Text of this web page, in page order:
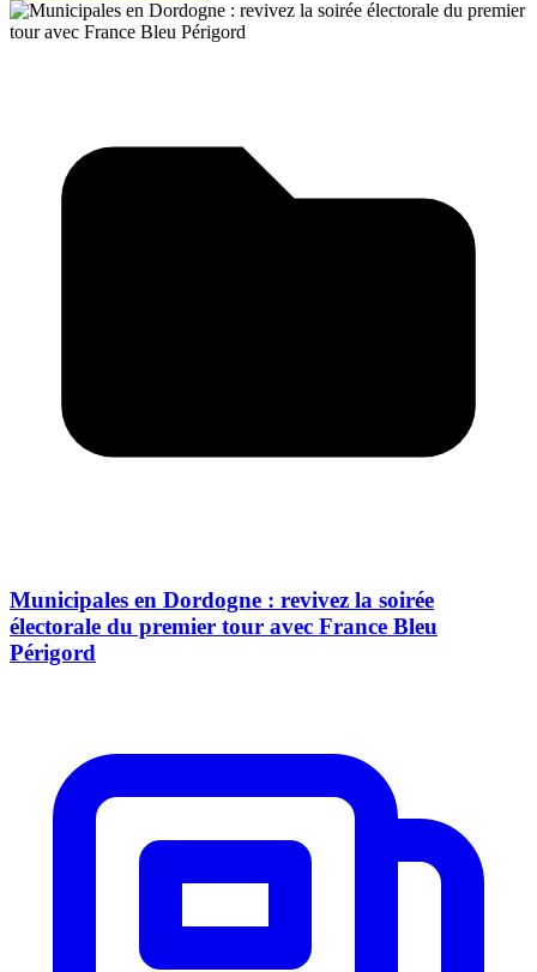
Municipales en Dordogne : revivez la soirée
électorale du premier tour avec France Bleu
Périgord